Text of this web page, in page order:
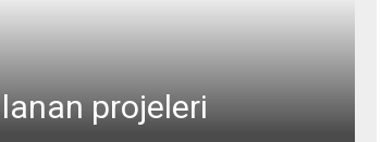
projeleri